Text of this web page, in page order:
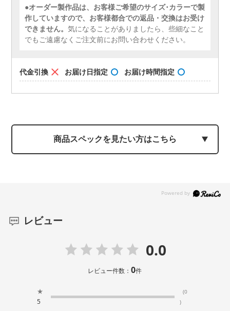
●オーダー製作品は、お客様ご希望のサイズ･カラーで製
作していますので、お客様都合での返品・交換はお受け
できません。気になることがありましたら、些細なこと
でもご遠慮なくご注文前にお問い合わせください。
代金引換 お届け日指定 お届け時間指定
商品スペックを見たい方はこちら
レビュー
0.0
レビュー件数：0件
★
5
(0
)